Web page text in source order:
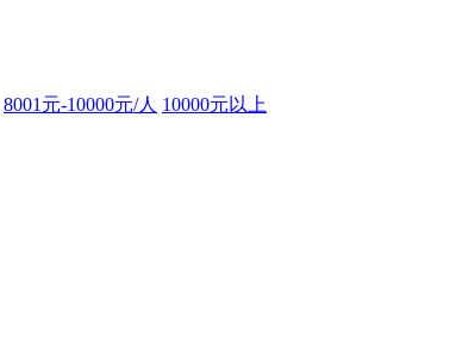
8001元-10000元/人 10000元以上